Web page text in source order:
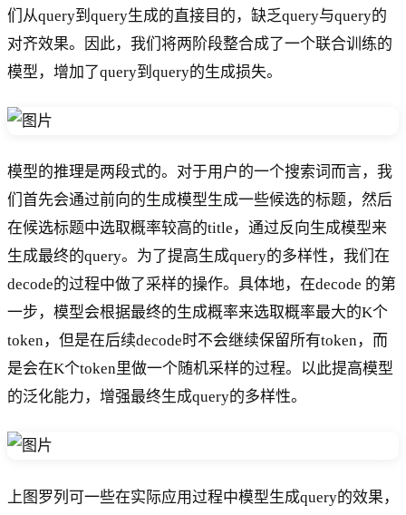
们从query到query生成的直接目的，缺乏query与query的
对齐效果。因此，我们将两阶段整合成了一个联合训练的
模型，增加了query到query的生成损失。
模型的推理是两段式的。对于用户的一个搜索词而言，我
们首先会通过前向的生成模型生成一些候选的标题，然后
在候选标题中选取概率较高的title，通过反向生成模型来
生成最终的query。为了提高生成query的多样性，我们在
decode的过程中做了采样的操作。具体地，在decode 的第
一步，模型会根据最终的生成概率来选取概率最大的K个
token，但是在后续decode时不会继续保留所有token，而
是会在K个token里做一个随机采样的过程。以此提高模型
的泛化能力，增强最终生成query的多样性。
上图罗列可一些在实际应用过程中模型生成query的效果，